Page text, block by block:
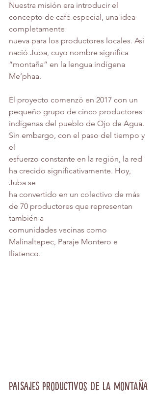
Nuestra misión era introducir el
concepto de café especial, una idea
completamente
nueva para los productores locales. Así
nació Juba, cuyo nombre significa
“montaña” en la lengua indígena
Me’phaa.
El proyecto comenzó en 2017 con un
pequeño grupo de cinco productores
indígenas del pueblo de Ojo de Agua.
Sin embargo, con el paso del tiempo y
el
esfuerzo constante en la región, la red
ha crecido significativamente. Hoy,
Juba se
ha convertido en un colectivo de más
de 70 productores que representan
también a
comunidades vecinas como
Malinaltepec, Paraje Montero e
Iliatenco.
Paisajes productivos de la Montaña